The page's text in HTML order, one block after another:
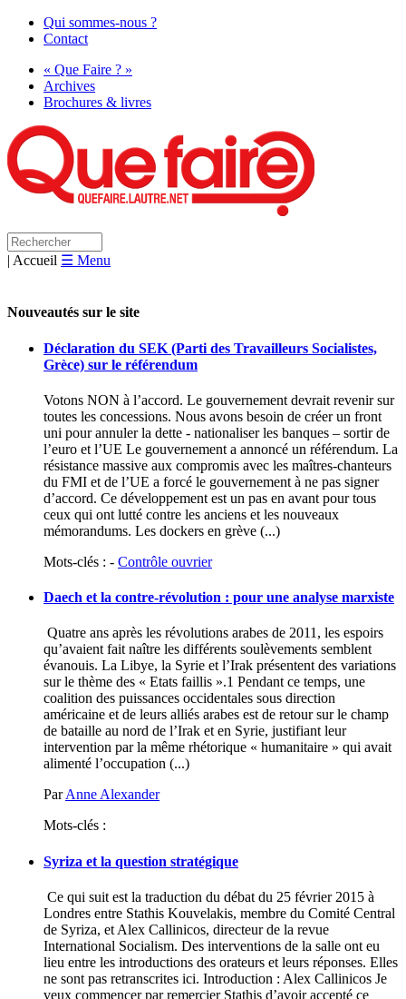
Qui sommes-nous ?
Contact
« Que Faire ? »
Archives
Brochures & livres
| Accueil ☰ Menu
Nouveautés sur le site
Déclaration du SEK (Parti des Travailleurs Socialistes,
Grèce) sur le référendum
Votons NON à l’accord. Le gouvernement devrait revenir sur
toutes les concessions. Nous avons besoin de créer un front
uni pour annuler la dette - nationaliser les banques – sortir de
l’euro et l’UE Le gouvernement a annoncé un référendum. La
résistance massive aux compromis avec les maîtres-chanteurs
du FMI et de l’UE a forcé le gouvernement à ne pas signer
d’accord. Ce développement est un pas en avant pour tous
ceux qui ont lutté contre les anciens et les nouveaux
mémorandums. Les dockers en grève (...)
Mots-clés : - Contrôle ouvrier
Daech et la contre-révolution : pour une analyse marxiste
Quatre ans après les révolutions arabes de 2011, les espoirs
qu’avaient fait naître les différents soulèvements semblent
évanouis. La Libye, la Syrie et l’Irak présentent des variations
sur le thème des « Etats faillis ».1 Pendant ce temps, une
coalition des puissances occidentales sous direction
américaine et de leurs alliés arabes est de retour sur le champ
de bataille au nord de l’Irak et en Syrie, justifiant leur
intervention par la même rhétorique « humanitaire » qui avait
alimenté l’occupation (...)
ParAnne Alexander
Mots-clés :
Syriza et la question stratégique
Ce qui suit est la traduction du débat du 25 février 2015 à
Londres entre Stathis Kouvelakis, membre du Comité Central
de Syriza, et Alex Callinicos, directeur de la revue
International Socialism. Des interventions de la salle ont eu
lieu entre les introductions des orateurs et leurs réponses. Elles
ne sont pas retranscrites ici. Introduction : Alex Callinicos Je
veux commencer par remercier Stathis d’avoir accepté ce